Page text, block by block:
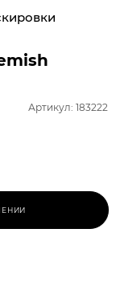
Артикул: 183222